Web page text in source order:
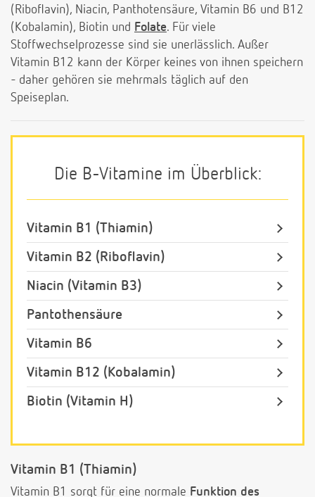
(Riboflavin), Niacin, Panthotensäure, Vitamin B6 und B12
(Kobalamin), Biotin und Folate. Für viele
Stoffwechselprozesse sind sie unerlässlich. Außer
Vitamin B12 kann der Körper keines von ihnen speichern
- daher gehören sie mehrmals täglich auf den
Speiseplan.
Die B-Vitamine im Überblick:
Vitamin B1 (Thiamin)
Vitamin B2 (Riboflavin)
Niacin (Vitamin B3)
Pantothensäure
Vitamin B6
Vitamin B12 (Kobalamin)
Biotin (Vitamin H)
Vitamin B1 (Thiamin)
Vitamin B1 sorgt für eine normale Funktion des